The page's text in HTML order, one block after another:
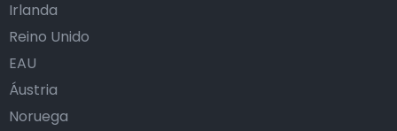
Irlanda
Reino Unido
EAU
Áustria
Noruega